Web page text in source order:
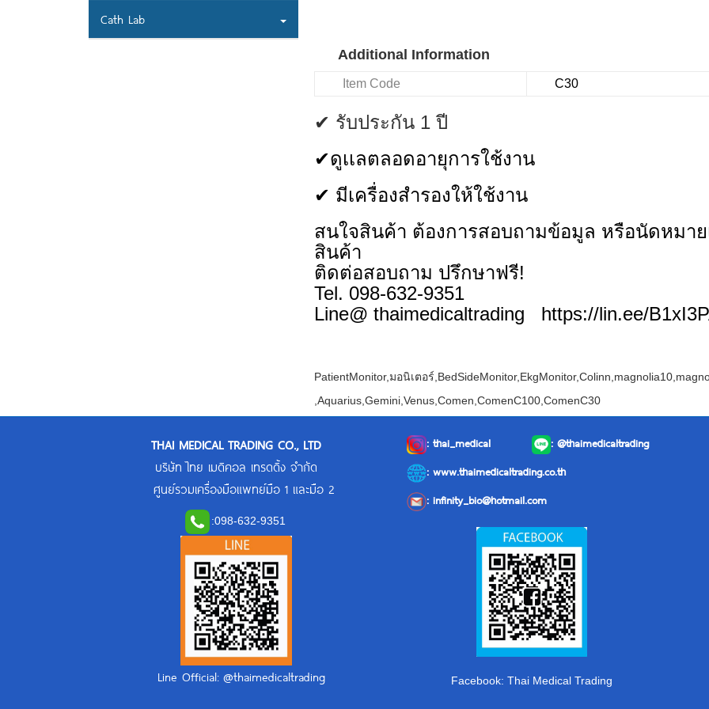
Cath Lab
Additional Information
Item Code C30
✔ รับประกัน 1 ปี
✔ดูเเลตลอดอายุการใช้งาน
✔ มีเครื่องสำรองให้ใช้งาน
สนใจสินค้า ต้องการสอบถามข้อมูล หรือนัดหมาย
สินค้า
ติดต่อสอบถาม ปรึกษาฟรี!
Tel. 098-632-9351
Line@ thaimedicaltrading https://lin.ee/
PatientMonitor,มอนิเตอร์
,Aquarius,Gemini,Venus,Comen,ComenC100,ComenC30
THAI MEDICAL TRADING CO., LTD
บริษัท ไทย เมดิคอล เทรดดิ้ง จำกัด
ศูนย์รวมเครื่องมือแพทย์มือ 1 และมือ 2
:098-632-9351
Line Official: @thaimedicaltrading
: thai_medical :@thaimedicaltrading
: www.thaimedicaltrading.co.th
: infinity_bio@hotmail.com
Facebook: Thai Medical Trading